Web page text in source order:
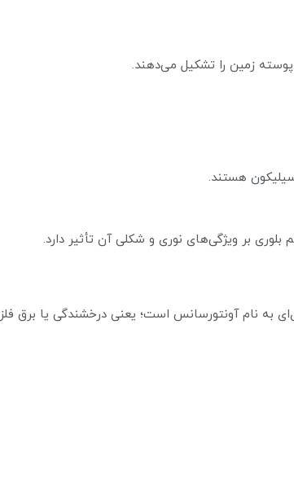
هستند.
به نام آونتورسانس است؛ یعنی درخشندگی یا برق